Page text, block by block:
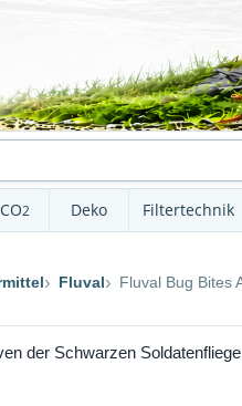
CO2 Deko Filtertechnik
Fluval Fluval Bug Bites
der Schwarzen